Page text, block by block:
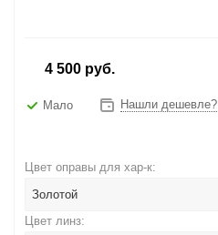
4 500 руб.
Мало Нашли дешевле?
Цвет оправы для хар-к:
Золотой
Цвет линз: